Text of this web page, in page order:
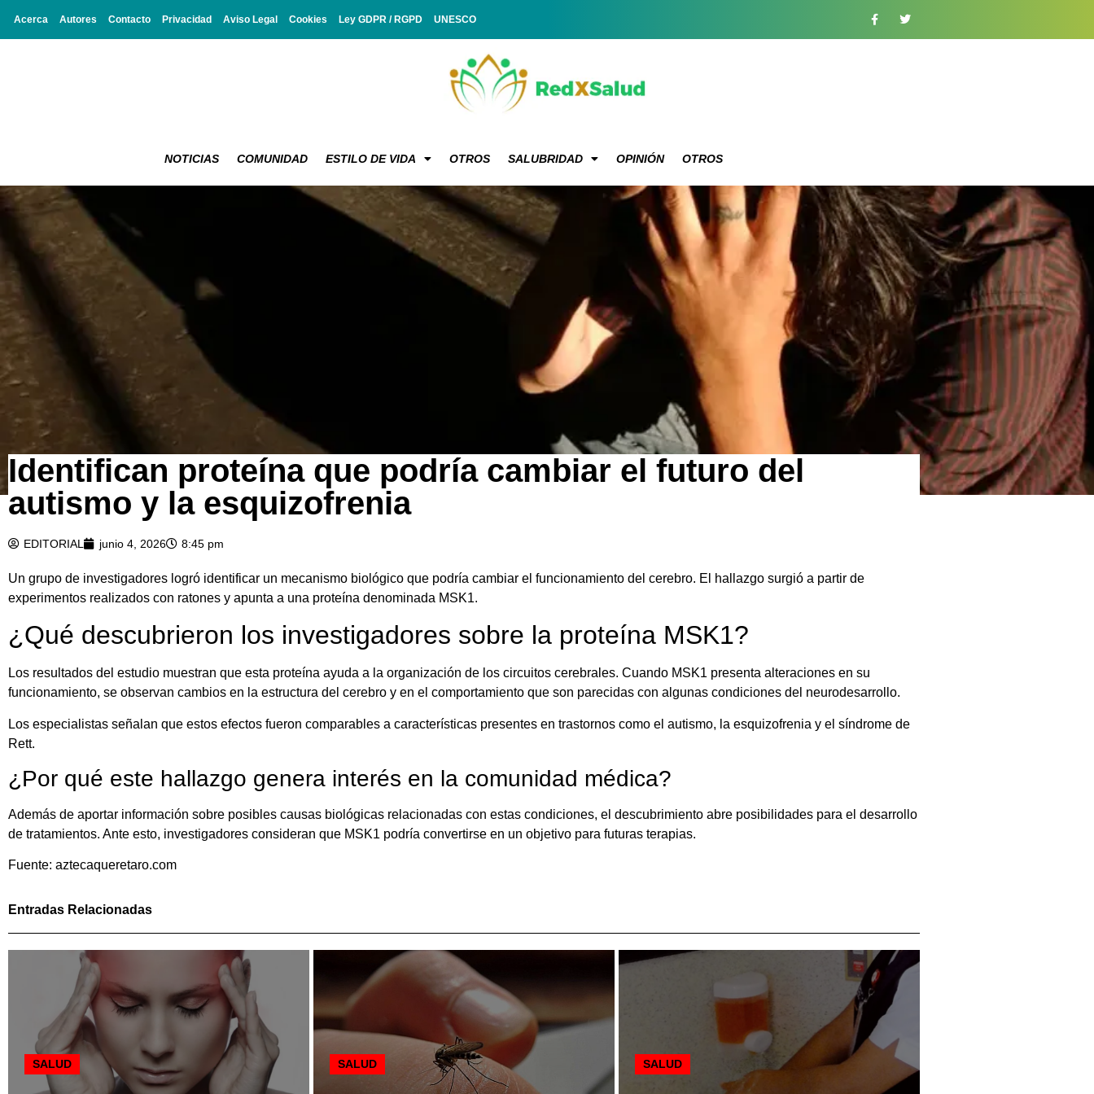
Acerca Autores Contacto Privacidad Aviso Legal Cookies Ley GDPR / RGPD UNESCO
NOTICIAS COMUNIDAD ESTILO DE VIDA OTROS SALUBRIDAD OPINIÓN OTROS
Identifican proteína que podría cambiar el futuro del
autismo y la esquizofrenia
EDITORIAL junio 4, 2026 8:45 pm
Un grupo de investigadores logró identificar un mecanismo biológico que podría cambiar el funcionamiento del cerebro. El hallazgo surgió a partir de
experimentos realizados con ratones y apunta a una proteína denominada MSK1.
¿Qué descubrieron los investigadores sobre la proteína MSK1?
Los resultados del estudio muestran que esta proteína ayuda a la organización de los circuitos cerebrales. Cuando MSK1 presenta alteraciones en su
funcionamiento, se observan cambios en la estructura del cerebro y en el comportamiento que son parecidas con algunas condiciones del neurodesarrollo.
Los especialistas señalan que estos efectos fueron comparables a características presentes en trastornos como el autismo, la esquizofrenia y el síndrome de
Rett.
¿Por qué este hallazgo genera interés en la comunidad médica?
Además de aportar información sobre posibles causas biológicas relacionadas con estas condiciones, el descubrimiento abre posibilidades para el desarrollo
de tratamientos. Ante esto, investigadores consideran que MSK1 podría convertirse en un objetivo para futuras terapias.
Fuente: aztecaqueretaro.com
Entradas Relacionadas
SALUD SALUD SALUD